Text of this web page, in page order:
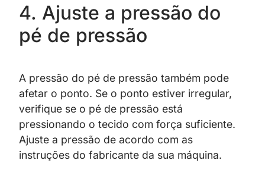
4. Ajuste a pressão do
pé de pressão
A pressão do pé de pressão também pode
afetar o ponto. Se o ponto estiver irregular,
verifique se o pé de pressão está
pressionando o tecido com força suficiente.
Ajuste a pressão de acordo com as
instruções do fabricante da sua máquina.